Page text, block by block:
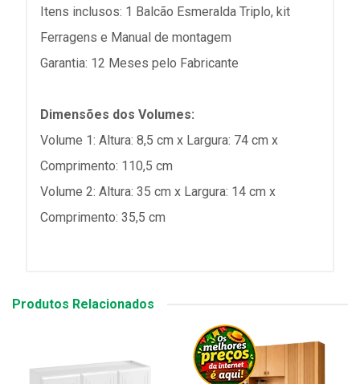
Itens inclusos: 1 Balcão Esmeralda Triplo, kit
Ferragens e Manual de montagem
Garantia: 12 Meses pelo Fabricante
Dimensões dos Volumes:
Volume 1: Altura: 8,5 cm x Largura: 74 cm x
Comprimento: 110,5 cm
Volume 2: Altura: 35 cm x Largura: 14 cm x
Comprimento: 35,5 cm
Produtos Relacionados